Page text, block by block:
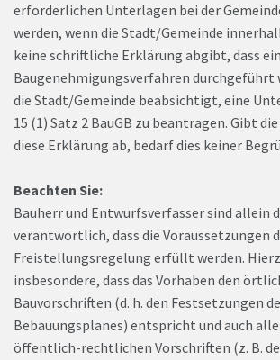
erforderlichen Unterlagen bei der
werden, wenn die Stadt/Gemeinde
keine schriftliche Erklärung abgibt, dass ein
Baugenehmigungsverfahren durchgeführt
die Stadt/Gemeinde beabsichtigt, eine
15 (1) Satz 2 BauGB zu beantragen. Gibt
diese Erklärung ab, bedarf dies keiner
Beachten Sie:
Bauherr und Entwurfsverfasser sind allein
verantwortlich, dass die Voraussetzungen
Freistellungsregelung erfüllt werden.
insbesondere, dass das Vorhaben den
Bauvorschriften (d. h. den Festsetzungen
Bebauungsplanes) entspricht und auch
öffentlich-rechtlichen Vorschriften (z. B.